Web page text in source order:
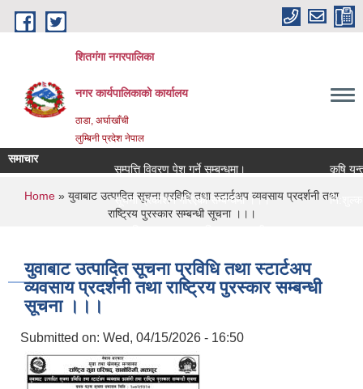
Skip to main content
शितगंगा नगरपालिका
नगर कार्यपालिकाकाे कार्यालय
ठाडा, अर्घाखाँची
लुम्बिनी प्रदेश नेपाल
समाचार
सम्पत्ति विवरण पेश गर्ने सम्बन्धमा।
कृषि
सूचना प्रकाशन गरिएको सम्बन्धमा ।।। नि:शुल्क
You are here
Home » युवाबाट उत्पादित सूचना प्रविधि तथा स्टार्टअप व्यवसाय प्रदर्शनी तथा
राष्ट्रिय पुरस्कार सम्बन्धी सूचना ।।।
युवाबाट उत्पादित सूचना प्रविधि तथा स्टार्टअप
व्यवसाय प्रदर्शनी तथा राष्ट्रिय पुरस्कार सम्बन्धी
सूचना ।।।
Submitted on: Wed, 04/15/2026 - 16:50